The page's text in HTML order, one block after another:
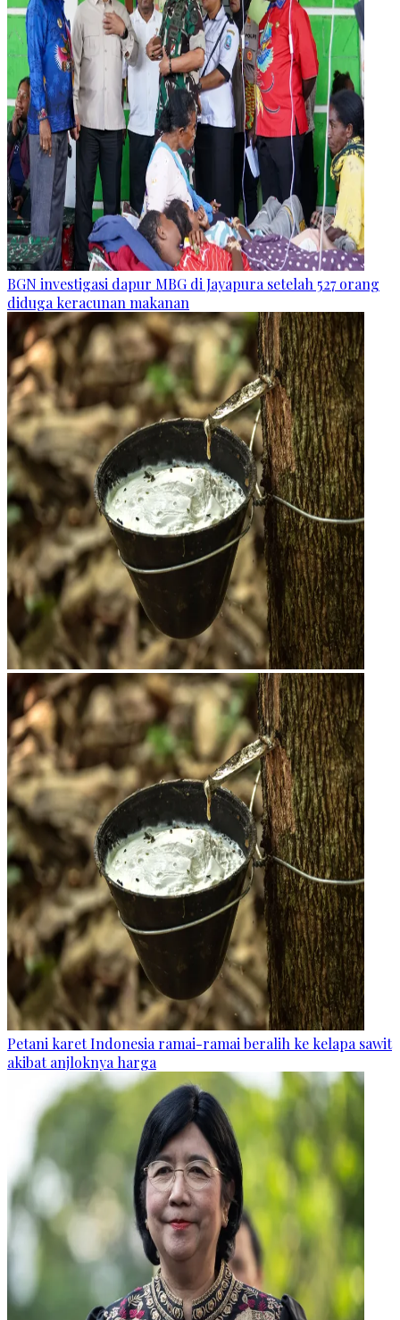
BGN investigasi dapur MBG di Jayapura setelah 527 orang
diduga keracunan makanan
Petani karet Indonesia ramai-ramai beralih ke kelapa sawit
akibat anjloknya harga